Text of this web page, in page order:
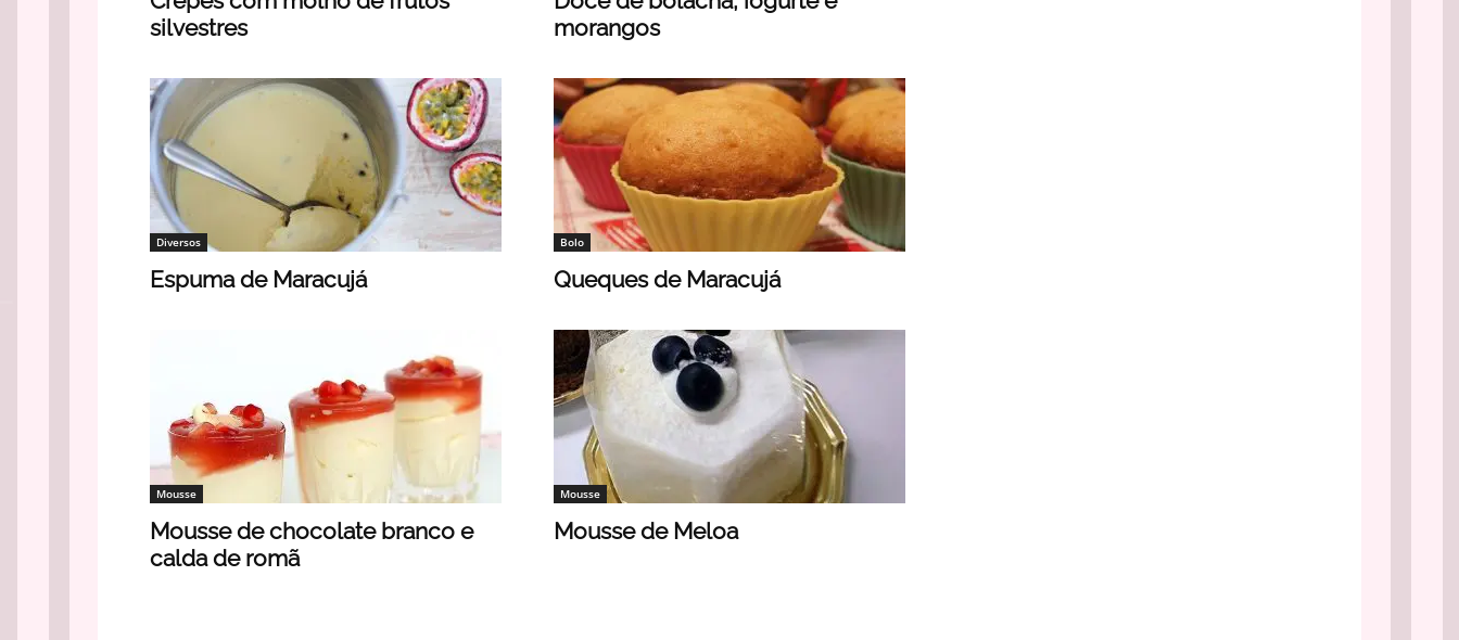
silvestres
morangos
Diversos
Espuma de Maracujá
Bolo
Queques de Maracujá
Mousse
Mousse de chocolate branco e
calda de romã
Mousse
Mousse de Meloa